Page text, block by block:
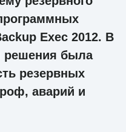
Exec 2012. В
решения была
резервных
аварий и